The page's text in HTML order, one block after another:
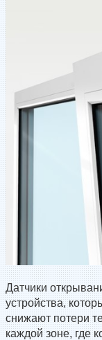
Датчики
устройства,
снижают потери
каждой зоне, где